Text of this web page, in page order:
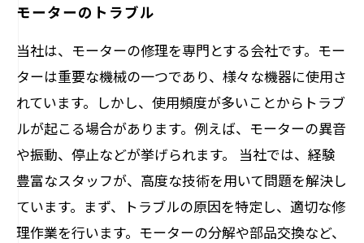
モーターのトラブル
当社は、モーターの修理を専門とする会社です。モー
ターは重要な機械の一つであり、様々な機器に使用さ
れています。しかし、使用頻度が多いことからトラブ
ルが起こる場合があります。例えば、モーターの異音
や振動、停止などが挙げられます。 当社では、経験
豊富なスタッフが、高度な技術を用いて問題を解決し
ています。まず、トラブルの原因を特定し、適切な修
理作業を行います。モーターの分解や部品交換など、